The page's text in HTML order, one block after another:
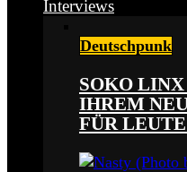
Interviews
Deutschpunk
SOKO
IHREM
FÜR